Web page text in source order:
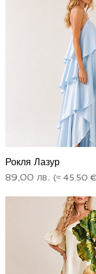
Рокля Лазур
Цена
89,00 лв.